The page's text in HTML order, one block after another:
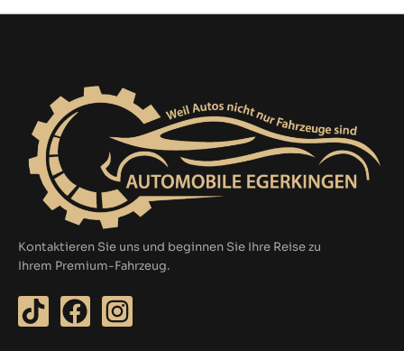
Kontaktieren Sie uns und beginnen Sie Ihre Reise zu
Ihrem Premium-Fahrzeug.
T
i
F
a
I
n